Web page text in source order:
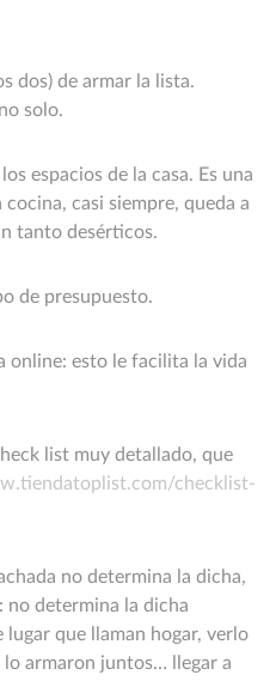
dos) de armar la lista.
solo.
espacios de la casa. Es una
casi siempre, queda a
tanto desérticos.
de presupuesto.
online: esto le facilita la vida
list muy detallado, que
checklist-
no determina la dicha,
no determina la dicha
lugar que llaman hogar, verlo
lo armaron juntos… llegar a